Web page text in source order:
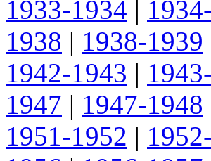
1933-1934 |
1938 | 1938-1939
1942-1943 |
1947 | 1947-1948
1951-1952 |